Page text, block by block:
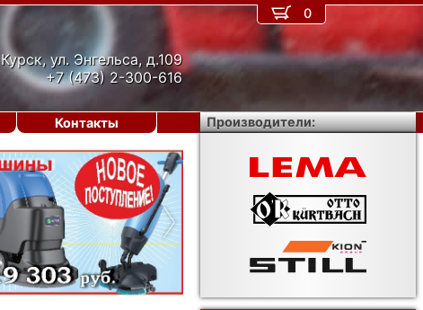
Курск, ул. Энгельса, д.109
+7 (473) 2-300-616
›
0
Контакты Производители: